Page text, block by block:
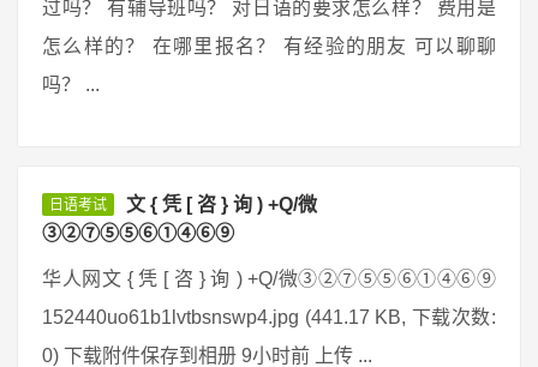
过吗？ 有辅导班吗？ 对日语的要求怎么样？ 费用是
怎么样的？ 在哪里报名？ 有经验的朋友 可以聊聊
吗？ ...
日语考试
文 { 凭 [ 咨 } 询 ) +Q/微
③②⑦⑤⑤⑥①④⑥⑨
华人网文 { 凭 [ 咨 } 询 ) +Q/微③②⑦⑤⑤⑥①④⑥⑨
152440uo61b1lvtbsnswp4.jpg (441.17 KB, 下载次数:
0) 下载附件保存到相册 9小时前 上传 ...